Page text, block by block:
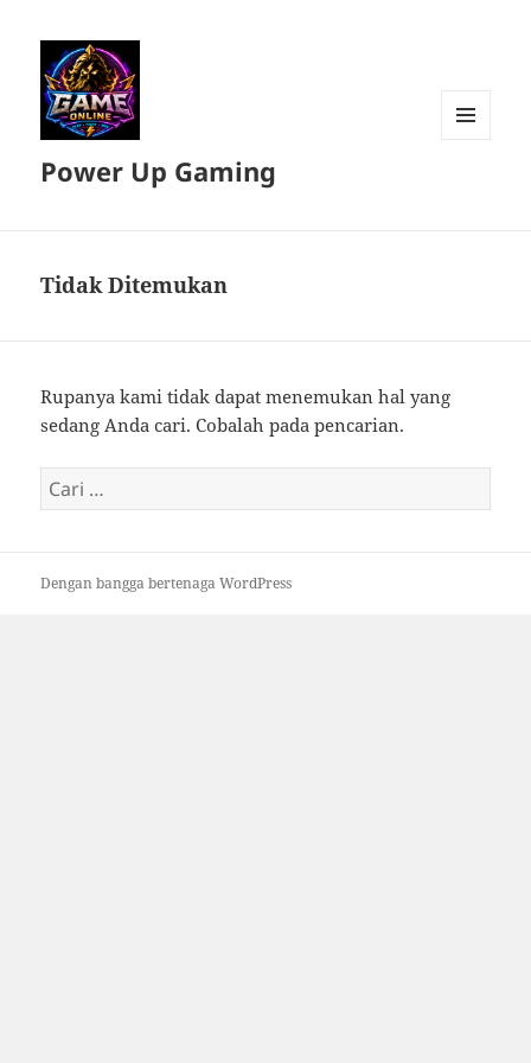
Power Up Gaming
Tidak Ditemukan
Rupanya kami tidak dapat menemukan hal yang
sedang Anda cari. Cobalah pada pencarian.
Cari
untuk:
Dengan bangga bertenaga WordPress